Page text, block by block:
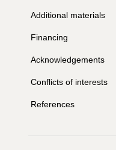
Additional materials
Financing
Acknowledgements
Conflicts of interests
References